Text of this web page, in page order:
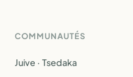
COMMUNAUTÉS
Juive · Tsedaka